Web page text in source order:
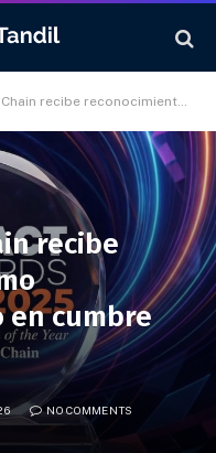
como Blockchain del Año en cumbre de Washington
recibe
en cumbre
NO COMMENTS